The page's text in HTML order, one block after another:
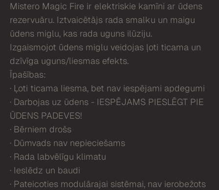
Mistero Magic Fire ir elektriskie kamīni ar ūdens
rezervuāru. Iztvaicētājs rada smalku un maigu
ūdens miglu, kas rada uguns ilūziju.
Izgaismojot ūdens miglu veidojas ļoti ticama un
dzīvīga uguns/liesmas efekts.
Īpašības:
· Ļoti ticama liesma, bet nav iespējami apdegumi
· Darbojas uz ūdens - IESPĒJAMS PIESLĒGT PIE
ŪDENS PADEVES!
· Bērniem drošs
· Dūmvads nav nepieciešams
· Rada labvēlīgu klimatu
· Ieslēdz un baudi
· Pateicoties modulārajai sistēmai, nav ierobežots